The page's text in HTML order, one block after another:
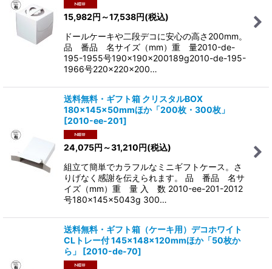
15,982円 ～17,538円(税込)
ドールケーキや二段デコに安心の高さ200mm。
品 番品 名サイズ（mm）重 量2010-de-
195-1955号190×190×200189g2010-de-195-
1966号220×220×200…
送料無料・ギフト箱 クリスタルBOX
180×145×50mmほか「200枚・300枚」
[2010-ee-201]
24,075円 ～31,210円(税込)
組立て簡単でカラフルなミニギフトケース。さ
りげなく感謝を伝えられます。 品 番品 名サ
イズ（mm）重 量 入 数 2010-ee-201-2012
号180×145×5043g 300…
送料無料・ギフト箱（ケーキ用）デコホワイト
CLトレー付 145×148×120mmほか「50枚か
ら」
[2010-de-70]